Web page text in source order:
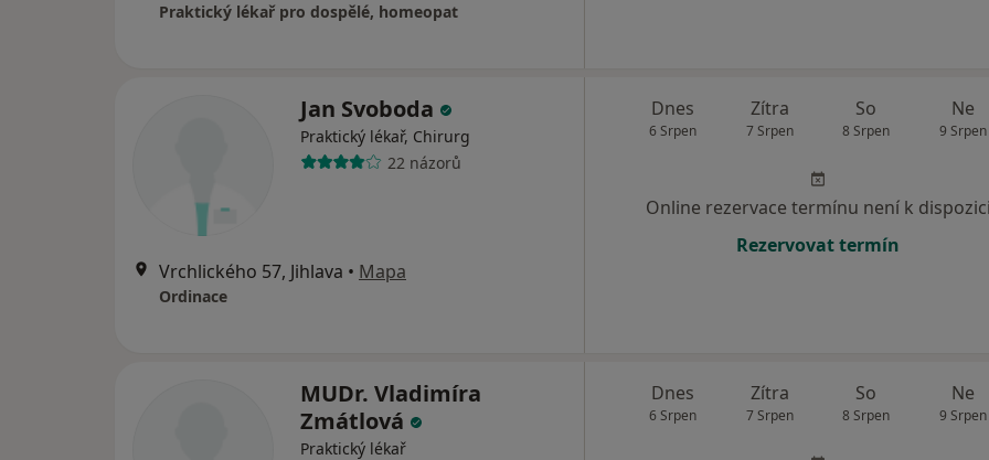
Praktický lékař pro dospělé, homeopat
Jan Svoboda
Praktický lékař, Chirurg
22 názorů
Vrchlického 57, Jihlava • Mapa
Ordinace
Dnes
6 Srpen
Zítra
7 Srpen
So
8 Srpen
Ne
9 Srpen
Online rezervace termínu není k dispozici
Rezervovat termín
MUDr. Vladimíra
Zmátlová
Praktický lékař
Dnes
6 Srpen
Zítra
7 Srpen
So
8 Srpen
Ne
9 Srpen